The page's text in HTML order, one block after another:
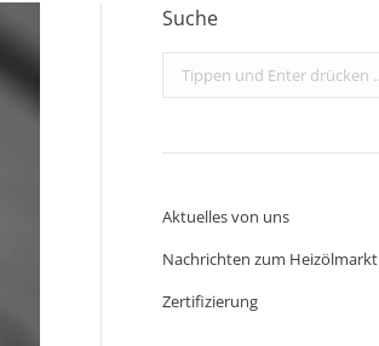
Suche
Search:
Aktuelles von uns
Nachrichten zum Heizölmarkt
Zertifizierung